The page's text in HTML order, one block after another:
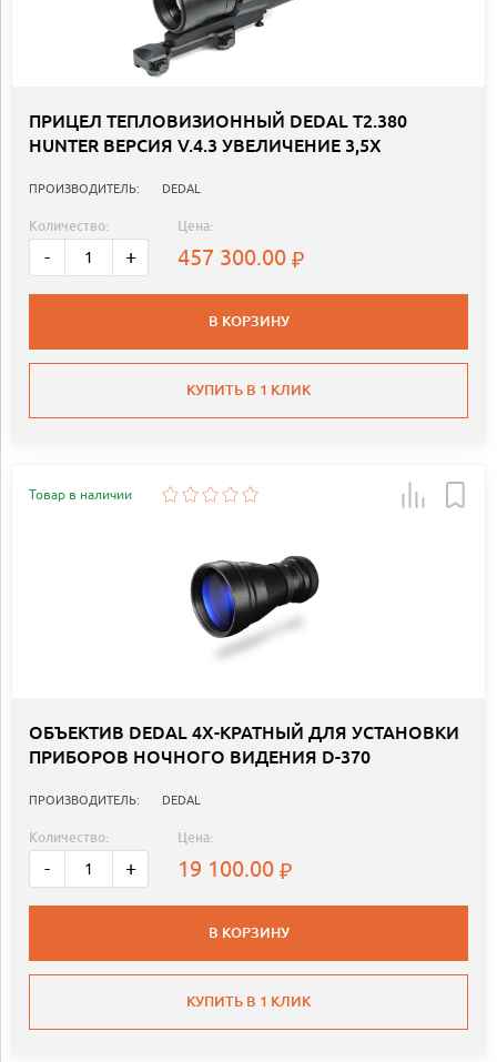
ПРИЦЕЛ ТЕПЛОВИЗИОННЫЙ DEDAL Т2.380
HUNTER ВЕРСИЯ V.4.3 УВЕЛИЧЕНИЕ 3,5Х
ПРОИЗВОДИТЕЛЬ: DEDAL
Количество:
- +
Цена:
457 300.00
В КОРЗИНУ
КУПИТЬ В 1 КЛИК
Товар в наличии
ОБЪЕКТИВ DEDAL 4Х-КРАТНЫЙ ДЛЯ УСТАНОВКИ
ПРИБОРОВ НОЧНОГО ВИДЕНИЯ D-370
ПРОИЗВОДИТЕЛЬ: DEDAL
Количество:
- +
Цена:
19 100.00
В КОРЗИНУ
КУПИТЬ В 1 КЛИК